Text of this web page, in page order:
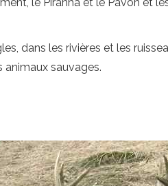
dans les rivières et les
sauvages.